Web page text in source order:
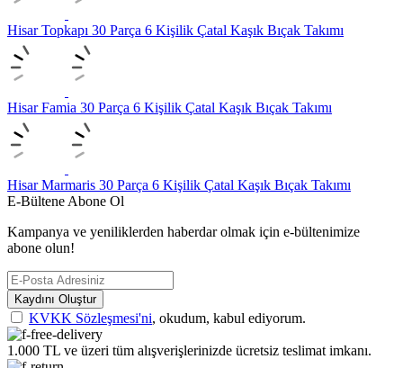
Hisar Topkapı 30 Parça 6 Kişilik Çatal Kaşık Bıçak Takımı
Hisar Famia 30 Parça 6 Kişilik Çatal Kaşık Bıçak Takımı
Hisar Marmaris 30 Parça 6 Kişilik Çatal Kaşık Bıçak Takımı
E-Bültene Abone Ol
Kampanya ve yeniliklerden haberdar olmak için e-bültenimize
abone olun!
Kaydını Oluştur
KVKK Sözleşmesi'ni, okudum, kabul ediyorum.
1.000 TL ve üzeri tüm alışverişlerinizde ücretsiz teslimat imkanı.